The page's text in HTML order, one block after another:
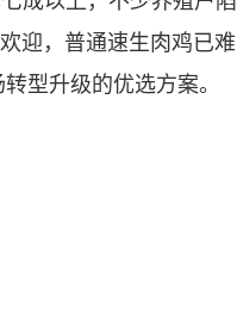
迎，普通速生肉鸡已
型升级的优选方案。